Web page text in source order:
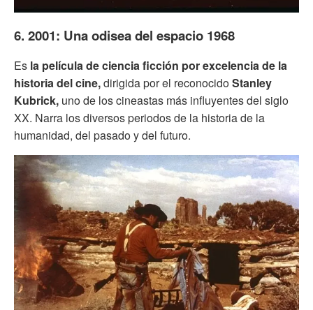
6. 2001: Una odisea del espacio 1968
Es la película de ciencia ficción por excelencia de la
historia del cine,dirigida por el reconocidoStanley
Kubrick, uno de los cineastas más influyentes del siglo
XX. Narra los diversos periodos de la historia de la
humanidad, del pasado y del futuro.